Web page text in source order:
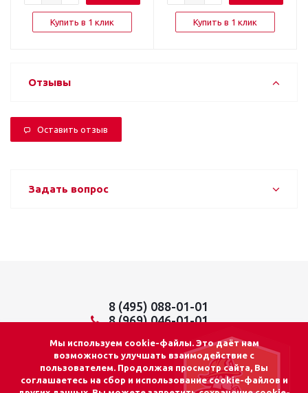
Купить в 1 клик Купить в 1 клик
Отзывы
Оставить отзыв
Задать вопрос
8 (495) 088-01-01
8 (969) 046-01-01
Мы используем cookie-файлы. Это даёт нам
возможность улучшать взаимодействие с
пользователем. Продолжая просмотр сайта, Вы
соглашаетесь на сбор и использование cookie-файлов и